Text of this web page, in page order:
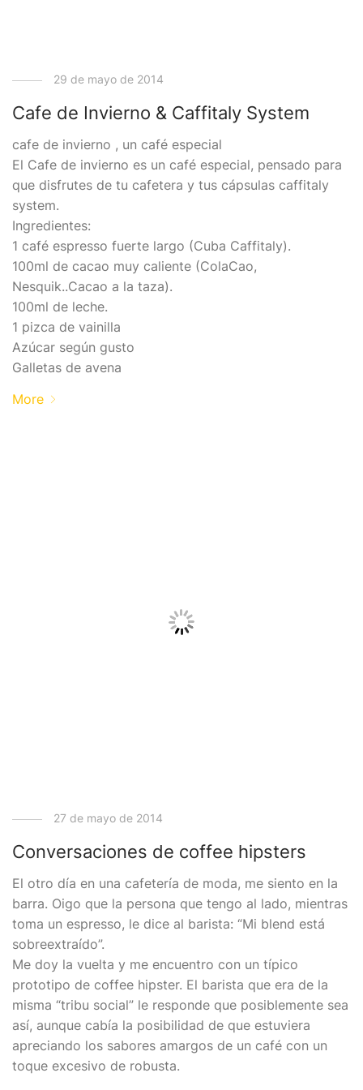
29 de mayo de 2014
Cafe de Invierno & Caffitaly System
cafe de invierno , un café especial
El Cafe de invierno es un café especial, pensado para
que disfrutes de tu cafetera y tus cápsulas caffitaly
system.
Ingredientes:
1 café espresso fuerte largo (Cuba Caffitaly).
100ml de cacao muy caliente (ColaCao,
Nesquik..Cacao a la taza).
100ml de leche.
1 pizca de vainilla
Azúcar según gusto
Galletas de avena
More
27 de mayo de 2014
Conversaciones de coffee hipsters
El otro día en una cafetería de moda, me siento en la
barra. Oigo que la persona que tengo al lado, mientras
toma un espresso, le dice al barista: “Mi blend está
sobreextraído”.
Me doy la vuelta y me encuentro con un típico
prototipo de coffee hipster. El barista que era de la
misma “tribu social” le responde que posiblemente sea
así, aunque cabía la posibilidad de que estuviera
apreciando los sabores amargos de un café con un
toque excesivo de robusta.